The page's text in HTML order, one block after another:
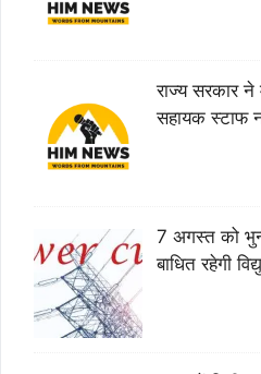
राज्य सरकार
सहायक स्टाफ
7 अगस्त को
बाधित रहेगी